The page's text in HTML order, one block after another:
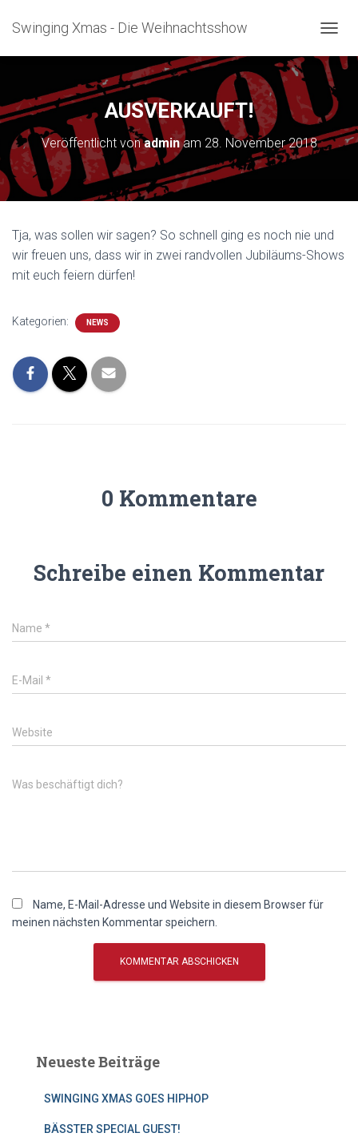
Swinging Xmas - Die Weihnachtsshow
AUSVERKAUFT!
Veröffentlicht vonadminam 28. November 2018
Tja, was sollen wir sagen? So schnell ging es noch nie und
wir freuen uns, dass wir in zwei randvollen Jubiläums-Shows
mit euch feiern dürfen!
Kategorien: NEWS
0 Kommentare
Schreibe einen Kommentar
Name *
E-Mail *
Website
Was beschäftigt dich?
Name, E-Mail-Adresse und Website in diesem Browser für
meinen nächsten Kommentar speichern.
Neueste Beiträge
SWINGING XMAS GOES HIPHOP
BÄSSTER SPECIAL GUEST!